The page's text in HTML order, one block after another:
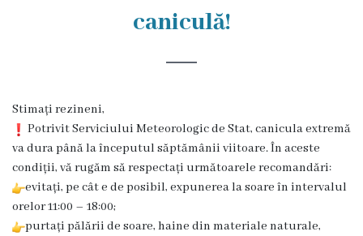
de
audiență
Primarul
caniculă!
Stimați rezineni,
Potrivit Serviciului Meteorologic de Stat, canicula extremă
va dura până la începutul săptămânii viitoare. În aceste
condiții, vă rugăm să respectați următoarele recomandări:
evitați, pe cât e de posibil, expunerea la soare în intervalul
orelor 11:00 – 18:00;
purtați pălării de soare, haine din materiale naturale,